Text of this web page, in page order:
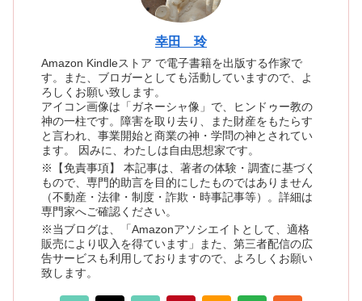
幸田 玲
Amazon Kindleストア で電子書籍を出版する作家で
す。また、ブロガーとしても活動していますので、よ
ろしくお願い致します。
アイコン画像は「ガネーシャ像」で、ヒンドゥー教の
神の一柱です。障害を取り去り、また財産をもたらす
と言われ、事業開始と商業の神・学問の神とされてい
ます。 因みに、わたしは自由思想家です。
※【免責事項】 本記事は、著者の体験・調査に基づく
もので、専門的助言を目的にしたものではありません
（不動産・法律・制度・詐欺・時事記事等）。詳細は
専門家へご確認ください。
※当ブログは、「Amazonアソシエイトとして、適格
販売により収入を得ています」また、第三者配信の広
告サービスも利用しておりますので、よろしくお願い
致します。